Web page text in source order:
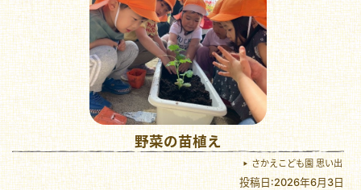
野菜の苗植え
さかえこども園 思い出
投稿日:2026年6月3日